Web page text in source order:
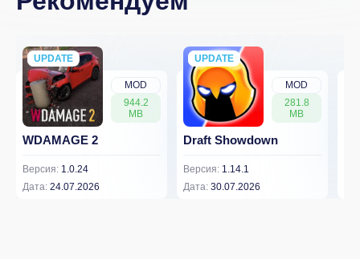
MOD
944.2
MB
UPDATE
NEW
WDAMAGE 2
Версия: 1.0.24
Дата: 24.07.2026
MOD
281.8
MB
UPDATE
NEW
Draft Showdown
Версия: 1.14.1
Дата: 30.07.2026